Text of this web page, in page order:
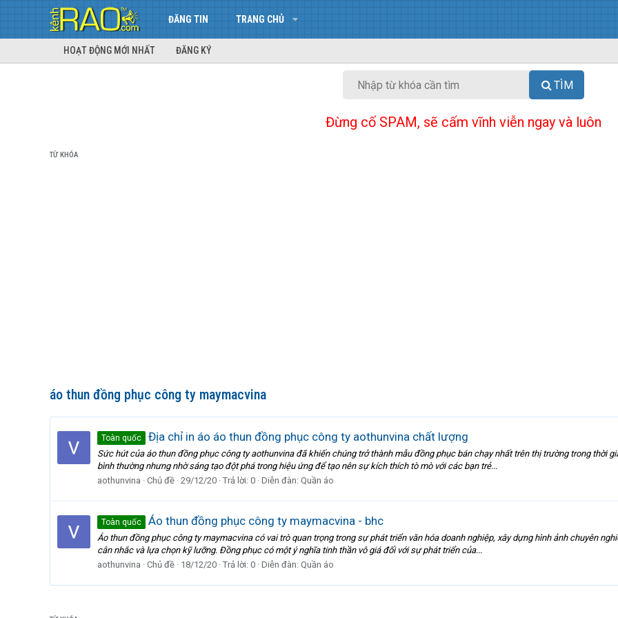
ĐĂNG TIN TRANG CHỦ
HOẠT ĐỘNG MỚI NHẤT ĐĂNG KÝ
TÌM
Đừng cố SPAM, sẽ cấm vĩnh viễn ngay và luôn
TỪ KHÓA
áo thun đồng phục công ty maymacvina
Toàn quốc Địa chỉ in áo áo thun đồng phục công ty aothunvina chất lượng
Sức hút của áo thun đồng phục công ty aothunvina đã khiến chúng trở thành mẫu đồng phục bán chạy nhất trên thị trường trong thời
bình thường nhưng nhờ sáng tạo đột phá trong hiệu ứng để tạo nên sự kích thích tò mò với các bạn trẻ...
aothunvina
Chủ đề 29/12/20 Trả lời: 0 Diễn đàn: Quần áo
Toàn quốc Áo thun đồng phục công ty maymacvina - bhc
Áo thun đồng phục công ty maymacvina có vai trò quan trọng trong sự phát triển văn hóa doanh nghiệp, xây dựng hình ảnh chuyên
cân nhắc và lựa chọn kỹ lưỡng. Đồng phục có một ý nghĩa tinh thần vô giá đối với sự phát triển của...
aothunvina
Chủ đề 18/12/20 Trả lời: 0 Diễn đàn: Quần áo